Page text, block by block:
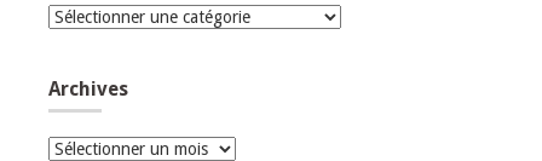
Catégories
Archives
Archives